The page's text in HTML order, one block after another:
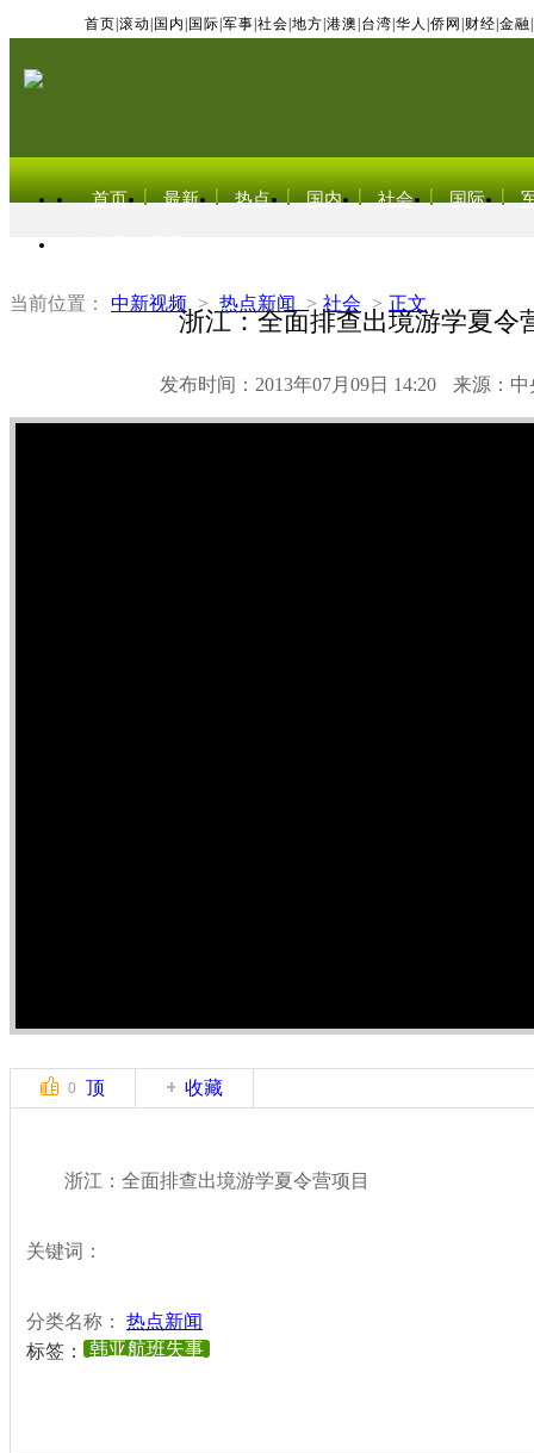
首页 滚动 国内 国际 军事 社会 地方 港澳 台湾 华人 侨网 财经 金融
首页 最新 热点 国内 社会 国际
当前位置： 中新视频 > 热点新闻 > 社会 > 正文
浙江：全面排查出境游学夏令
发布时间：2013年07月09日 14:20 来源：中
0 顶 收藏
浙江：全面排查出境游学夏令营项目
关键词：
分类名称： 热点新闻
标签：
韩亚航班失事